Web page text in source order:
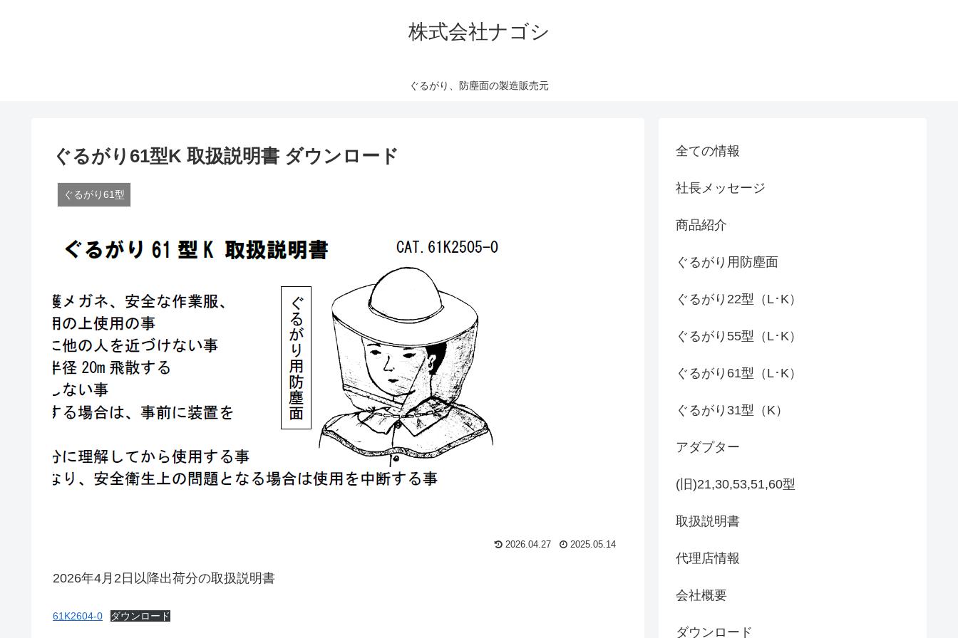
株式会社ナゴシ
ぐるがり、防塵面の製造販売元
ぐるがり61型K 取扱説明書 ダウンロード
ぐるがり61型
2026.04.27 2025.05.14
2026年4月2日以降出荷分の取扱説明書
61K2604-0 ダウンロード
全ての情報
社長メッセージ
商品紹介
ぐるがり用防塵面
ぐるがり22型（L･K）
ぐるがり55型（L･K）
ぐるがり61型（L･K）
ぐるがり31型（K）
アダプター
(旧)21,30,53,51,60型
取扱説明書
代理店情報
会社概要
ダウンロード